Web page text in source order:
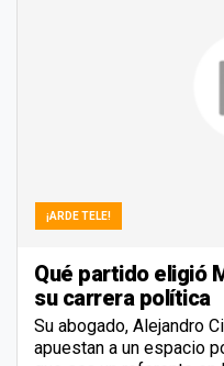
¡ARDE TELE!
Qué partido eligió
su carrera política
Su abogado, Alejandro
apuestan a un espacio